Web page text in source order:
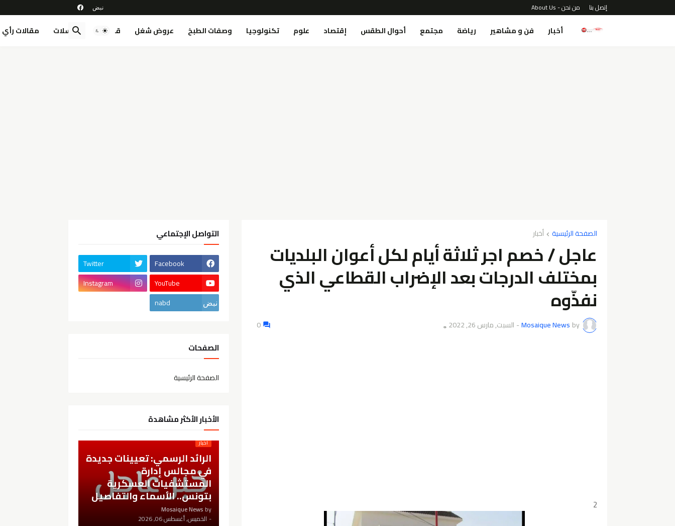
إتصل بنا من نحن - About Us
أخبار فن و مشاهير رياضة مجتمع أحوال الطقس إقتصاد علوم تكنولوجيا وصفات الطبخ عروض شغل قصص مسلسلات مقالات رأي
الصفحة الرئيسية أخبار
عاجل / خصم اجر ثلاثة أيام لكل أعوان البلديات
بمختلف الدرجات بعد الإضراب القطاعي الذي
نفذّوه
by
Mosaique News
- السبت, مارس 26, 2022 👁️
0
2
التواصل الإجتماعي
Facebook
Twitter
YouTube
Instagram
nabd
الصفحات
الصفحة الرئيسية
الأخبار الأكثر مشاهدة
أخبار
الرائد الرسمي: تعيينات جديدة
في مجالس إدارة
المستشفيات العسكرية
بتونس.. الأسماء والتفاصيل
by
Mosaique News
- الخميس, أغسطس 06, 2026